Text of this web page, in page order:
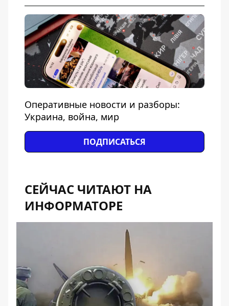
Оперативные новости и разборы:
Украина, война, мир
ПОДПИСАТЬСЯ
СЕЙЧАС ЧИТАЮТ НА
ИНФОРМАТОРЕ